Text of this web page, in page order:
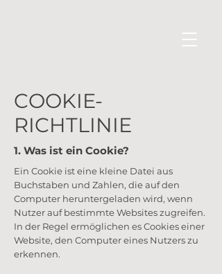
COOKIE-
RICHTLINIE
1. Was ist ein Cookie?
Ein Cookie ist eine kleine Datei aus
Buchstaben und Zahlen, die auf den
Computer heruntergeladen wird, wenn
Nutzer auf bestimmte Websites zugreifen.
In der Regel ermöglichen es Cookies einer
Website, den Computer eines Nutzers zu
erkennen.